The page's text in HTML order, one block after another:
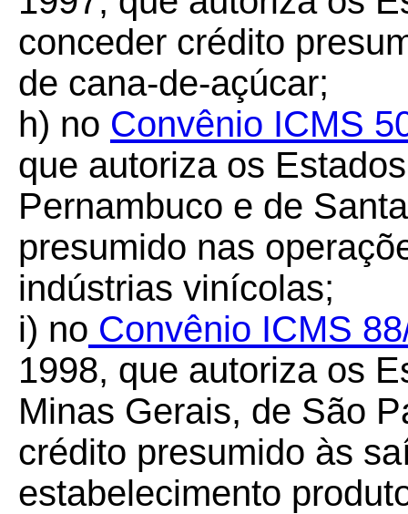
conceder crédito
de cana-de-açúcar;
h) no Convênio ICMS
que autoriza os
Pernambuco e de
presumido nas
indústrias vinícolas;
i) no Convênio ICMS
1998, que autoriza os
Minas Gerais, de São
crédito presumido às
estabelecimento